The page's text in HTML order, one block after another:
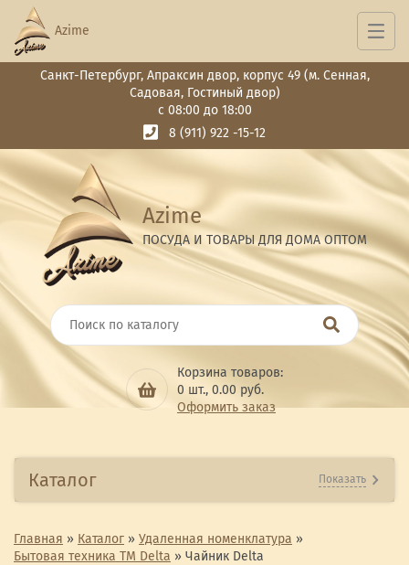
Санкт-Петербург, Апраксин двор, корпус 49 (м. Сенная,
Садовая, Гостиный двор)
с 08:00 до 18:00
8 (911) 922 -15-12
Azime
ПОСУДА И ТОВАРЫ ДЛЯ ДОМА ОПТОМ
Корзина товаров:
0 шт., 0.00 руб.
Оформить заказ
Azime
Каталог Показать
Главная » Каталог » Удаленная номенклатура »
Бытовая техника ТМ Delta » Чайник Delta